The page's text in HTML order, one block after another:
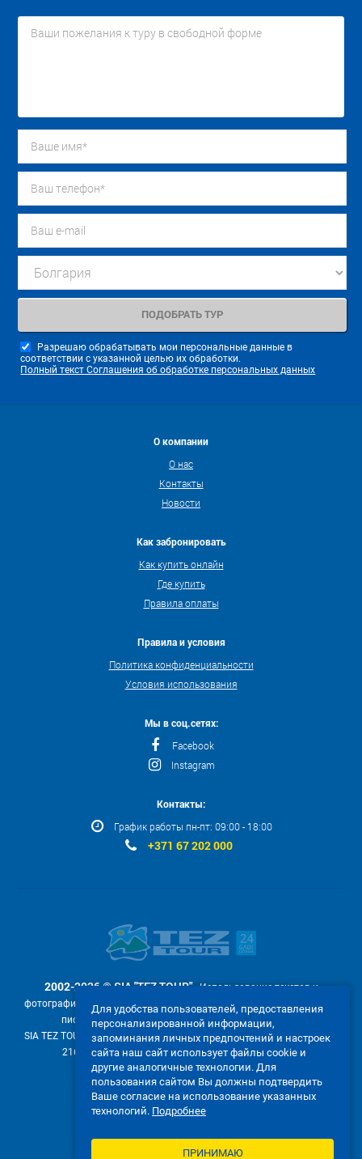
Разрешаю обрабатывать мои персональные данные в
соответствии с указанной целью их обработки.
Полный текст Соглашения об обработке персональных данных
О компании
О нас
Контакты
Новости
Как забронировать
Как купить онлайн
Где купить
Правила оплаты
Правила и условия
Политика конфиденциальности
Условия использования
Мы в соц.сетях:
Facebook
Instagram
Контакты:
График работы пн-пт: 09:00 - 18:00
+371 67 202 000
2002-2026 © SIA "TEZ TOUR"- Использование текстов и
фотографий с сайта www.teztour.lv допускается только по запросу с
письменного разрешения компании SIA "TEZ TOUR".
SIA TEZ TOUR (рег. №40003586306, Малдугуню 2, Марупе, Латвия LV-
2167, е-майл:online@teztour.lv, моб. +371 22304250)
Мы принимаем:
Для удобства пользователей, предоставления
персонализированной информации,
запоминания личных предпочтений и настроек
сайта наш сайт использует файлы cookie и
другие аналогичные технологии. Для
пользования сайтом Вы должны подтвердить
Ваше согласие на использование указанных
технологий. Подробнее
ПРИНИМАЮ